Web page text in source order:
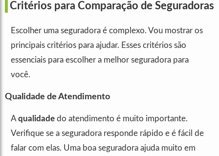
Critérios para Comparação de Seguradoras
Escolher uma seguradora é complexo. Vou mostrar os
principais critérios para ajudar. Esses critérios são
essenciais para escolher a melhor seguradora para
você.
Qualidade de Atendimento
A qualidade do atendimento é muito importante.
Verifique se a seguradora responde rápido e é fácil de
falar com elas. Uma boa seguradora ajuda muito em